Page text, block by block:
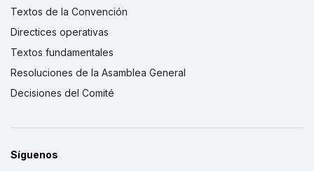
Textos de la Convención
Directices operativas
Textos fundamentales
Resoluciones de la Asamblea General
Decisiones del Comité
Síguenos